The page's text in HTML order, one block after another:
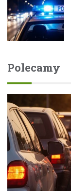
Polecamy